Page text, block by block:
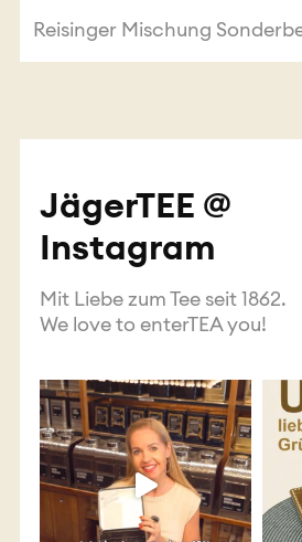
Reisinger Mischung
JägerTEE @
Instagram
Mit Liebe zum Tee seit 1862.
We love to enterTEA you!